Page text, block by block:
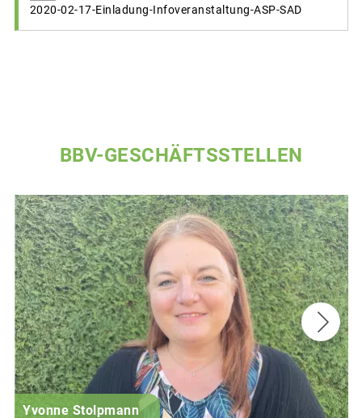
2020-02-17-Einladung-Infoveranstaltung-ASP-SAD
BBV-GESCHÄFTSSTELLEN
Yvonne Stolpmann